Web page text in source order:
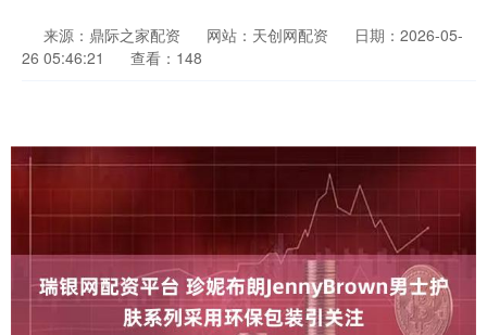
来源：鼎际之家配资 网站：天创网配资
日期：2026-05-
26 05:46:21
查看：148